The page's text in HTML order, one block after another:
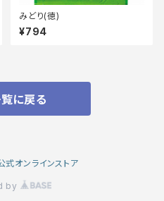
みどり(徳)
¥794
に戻る
オンラインストア
by